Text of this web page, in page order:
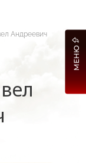
Андреевич
МЕНЮ